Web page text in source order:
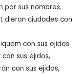
por sus nombres.
dieron ciudades con
con sus ejidos
sus ejidos,
con sus ejidos,